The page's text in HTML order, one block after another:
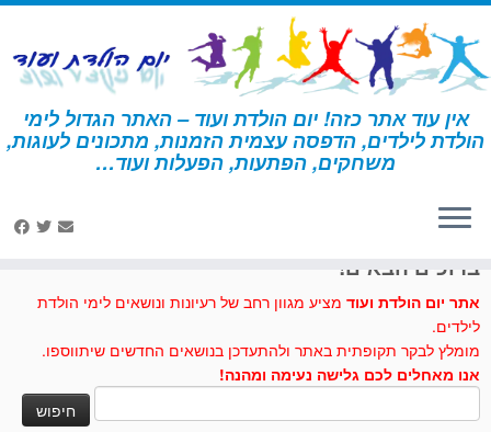
דלג
לתוכן
אין עוד אתר כזה! יום הולדת ועוד – האתר הגדול לימי
הולדת לילדים, הדפסה עצמית הזמנות, מתכונים לעוגות,
משחקים, הפתעות, הפעלות ועוד… דף הבית » עוגה בצורת מדורה
ברוכים הבאים!
אתר יום הולדת ועוד מציע מגוון רחב של רעיונות ונושאים לימי הולדת
לילדים.
מומלץ לבקר תקופתית באתר ולהתעדכן בנושאים החדשים שיתווספו.
אנו מאחלים לכם גלישה נעימה ומהנה!